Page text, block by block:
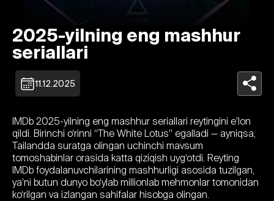
2025-yilning eng mashhur
seriallari
11.12.2025
IMDb 2025-yilning eng mashhur seriallari reytingini e’lon
qildi. Birinchi o‘rinni “The White Lotus” egalladi — ayniqsa,
Tailandda suratga olingan uchinchi mavsum
tomoshabinlar orasida katta qiziqish uyg‘otdi. Reyting
IMDb foydalanuvchilarining mashhurligi asosida tuzilgan,
ya’ni butun dunyo bo‘ylab millionlab mehmonlar tomonidan
ko‘rilgan va izlangan sahifalar hisobga olingan.